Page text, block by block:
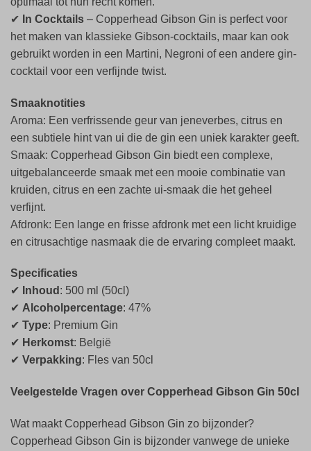
✔ In Cocktails – Copperhead Gibson Gin is perfect voor
het maken van klassieke Gibson-cocktails, maar kan ook
gebruikt worden in een Martini, Negroni of een andere gin-
cocktail voor een verfijnde twist.
Smaaknotities
Aroma: Een verfrissende geur van jeneverbes, citrus en
een subtiele hint van ui die de gin een uniek karakter geeft.
Smaak: Copperhead Gibson Gin biedt een complexe,
uitgebalanceerde smaak met een mooie combinatie van
kruiden, citrus en een zachte ui-smaak die het geheel
verfijnt.
Afdronk: Een lange en frisse afdronk met een licht kruidige
en citrusachtige nasmaak die de ervaring compleet maakt.
Specificaties
✔ Inhoud : 500 ml (50cl)
✔ Alcoholpercentage: 47%
✔ Type: Premium Gin
✔ Herkomst: België
✔ Verpakking: Fles van 50cl
Veelgestelde Vragen over Copperhead Gibson Gin 50cl
Wat maakt Copperhead Gibson Gin zo bijzonder?
Copperhead Gibson Gin is bijzonder vanwege de unieke